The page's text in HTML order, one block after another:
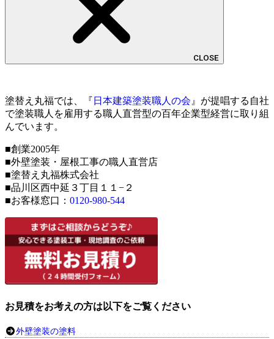
CLOSE
塗替え丸福では、『 日本建築塗装職人の会 』が提唱する自社
で塗装職人を雇用する職人直営型の百年企業型経営に取り組
んでいます。
■創業2005年
■外壁塗装・屋根工事の職人直営店
■塗替え丸福株式会社
■品川区西中延３丁目１１−２
■お客様窓口： 0120-980-544
お見積をお考えの方は以下をご覧ください
外壁塗装の塗料